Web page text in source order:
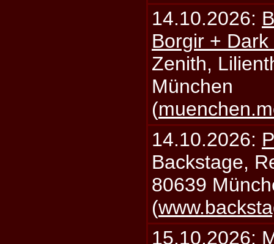
14.10.2026:
Borgir +
Zenith,
München
(
14.10.2026:
Backstage,
80639
(
15.10.2026: